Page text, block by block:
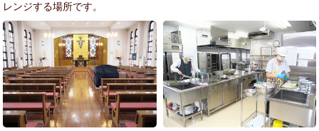
レンジする場所です。